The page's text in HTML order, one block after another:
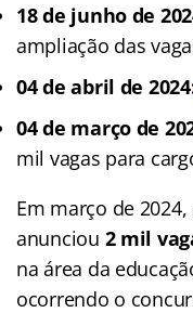
18 de junho de
ampliação das
04 de abril de
04 de março de
mil vagas para
Em março de
anunciou 2 mil
na área da
ocorrendo o